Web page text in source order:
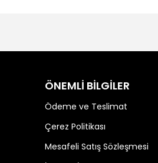
ÖNEMLİ BİLGİLER
Ödeme ve Teslimat
Çerez Politikası
Mesafeli Satış Sözleşmesi